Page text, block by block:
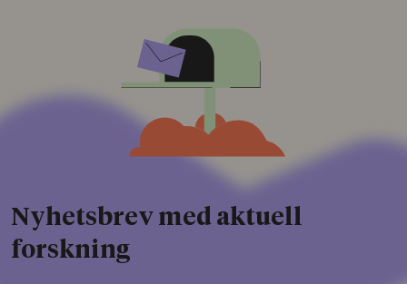
Nyhetsbrev med aktuell
forskning